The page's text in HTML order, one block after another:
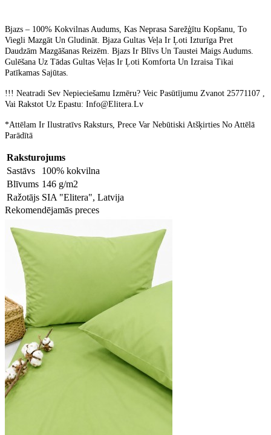
Bjazs – 100% Kokvilnas Audums, Kas Neprasa Sarežģītu Kopšanu, To
Viegli Mazgāt Un Gludināt. Bjaza Gultas Veļa Ir Ļoti Izturīga Pret
Daudzām Mazgāšanas Reizēm. Bjazs Ir Blīvs Un Taustei Maigs Audums.
Gulēšana Uz Tādas Gultas Veļas Ir Ļoti Komforta Un Izraisa Tikai
Patīkamas Sajūtas.
!!! Neatradi Sev Nepieciešamu Izmēru? Veic Pasūtījumu Zvanot 25771107 ,
Vai Rakstot Uz Epastu: Info@Elitera.Lv
*Attēlam Ir Ilustratīvs Raksturs, Prece Var Nebūtiski Atšķirties No Attēlā
Parādītā
Raksturojums
Sastāvs
100% kokvilna
Blīvums 146 g/m2
Ražotājs SIA "Elitera", Latvija
Rekomendējamās preces